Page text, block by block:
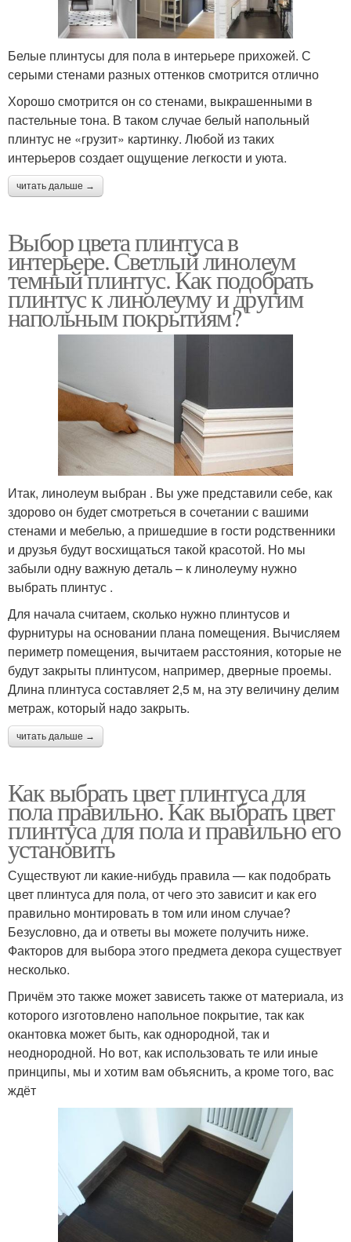
Белые плинтусы для пола в интерьере прихожей. С
серыми стенами разных оттенков смотрится отлично
Хорошо смотрится он со стенами, выкрашенными в
пастельные тона. В таком случае белый напольный
плинтус не «грузит» картинку. Любой из таких
интерьеров создает ощущение легкости и уюта.
читать дальше →
Выбор цвета плинтуса в
интерьере. Светлый линолеум
темный плинтус. Как подобрать
плинтус к линолеуму и другим
напольным покрытиям?
Итак, линолеум выбран . Вы уже представили себе, как
здорово он будет смотреться в сочетании с вашими
стенами и мебелью, а пришедшие в гости родственники
и друзья будут восхищаться такой красотой. Но мы
забыли одну важную деталь – к линолеуму нужно
выбрать плинтус .
Для начала считаем, сколько нужно плинтусов и
фурнитуры на основании плана помещения. Вычисляем
периметр помещения, вычитаем расстояния, которые не
будут закрыты плинтусом, например, дверные проемы.
Длина плинтуса составляет 2,5 м, на эту величину делим
метраж, который надо закрыть.
читать дальше →
Как выбрать цвет плинтуса для
пола правильно. Как выбрать цвет
плинтуса для пола и правильно его
установить
Существуют ли какие-нибудь правила — как подобрать
цвет плинтуса для пола, от чего это зависит и как его
правильно монтировать в том или ином случае?
Безусловно, да и ответы вы можете получить ниже.
Факторов для выбора этого предмета декора существует
несколько.
Причём это также может зависеть также от материала, из
которого изготовлено напольное покрытие, так как
окантовка может быть, как однородной, так и
неоднородной. Но вот, как использовать те или иные
принципы, мы и хотим вам объяснить, а кроме того, вас
ждёт